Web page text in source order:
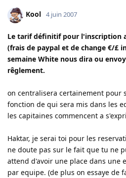
Kool 4 juin 2007
Le tarif définitif pour l'inscription
(frais de paypal et de change €/£
semaine White nous dira ou
rêglement.
on centralisera certainement pour
fonction de qui sera mis dans les
les capitaines commencent a
Haktar, je serai toi pour les
ne doute pas sur le fait que tu ne
attend d'avoir une place dans une
par equipe. (de plus on essaye de